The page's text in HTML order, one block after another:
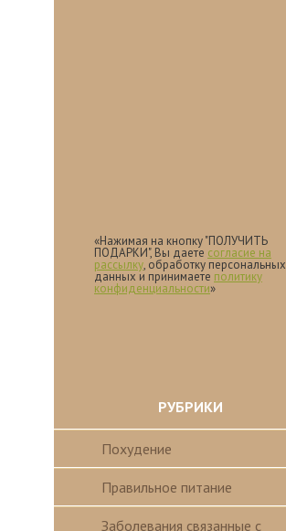
«Нажимая на кнопку "ПОЛУЧИТЬ
ПОДАРКИ", Вы даете согласие на
рассылку, обработку персональных
данных и принимаете политику
конфиденциальности»
РУБРИКИ
Похудение
Правильное питание
Заболевания связанные с